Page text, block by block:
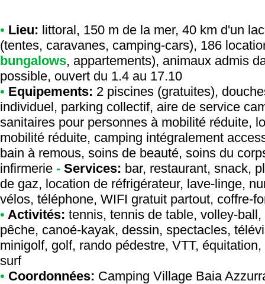
• Lieu: littoral, 150 m de la mer, 40 km d'un
(tentes, caravanes, camping-cars), 186
bungalows, appartements), animaux admis
possible, ouvert du 1.4 au 17.10
• Equipements: 2 piscines (gratuites),
individuel, parking collectif, aire de service
sanitaires pour personnes à mobilité réduite,
mobilité réduite, camping intégralement
bain à remous, soins de beauté, soins du
infirmerie - Services: bar, restaurant, snack,
de gaz, location de réfrigérateur, lave-linge,
vélos, téléphone, WIFI gratuit partout, coffre-
• Activités: tennis, tennis de table, volley-
pêche, canoé-kayak, dessin, spectacles,
minigolf, golf, rando pédestre, VTT,
surf
• Coordonnées: Camping Village Baia